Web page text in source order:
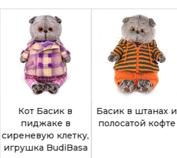
Кот Басик в
пиджаке в
сиреневую клетку,
игрушка BudiBasa
Басик в штанах и
полосатой кофте